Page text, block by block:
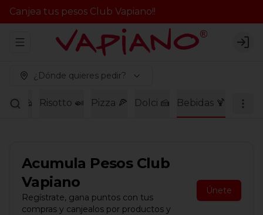
Canjea tus pesos Club Vapiano!!
Abrir menu de navegación
¿Dónde quieres pedir?
🧀 Risotto 🍛 Pizza 🍕 Dolci 🍰 Bebidas 🍹
Acumula Pesos Club
Vapiano
Regístrate, gana puntos con tus
compras y canjealos por productos y
Únete